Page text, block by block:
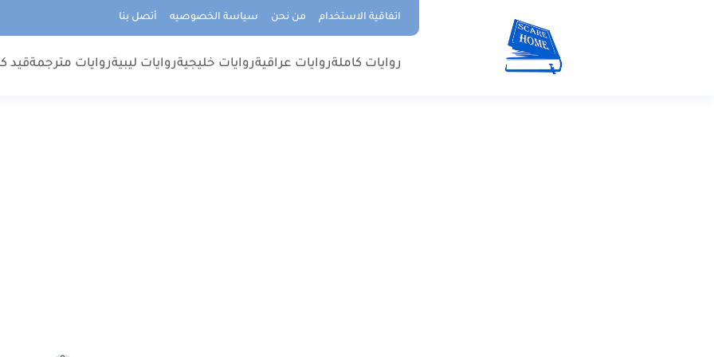
اتفاقية الاستخدام من نحن سياسة الخصوصيه أتصل بنا
روايات كاملةروايات عراقيةروايات خليجيةروايات ليبيةروايات مترجمةقيد